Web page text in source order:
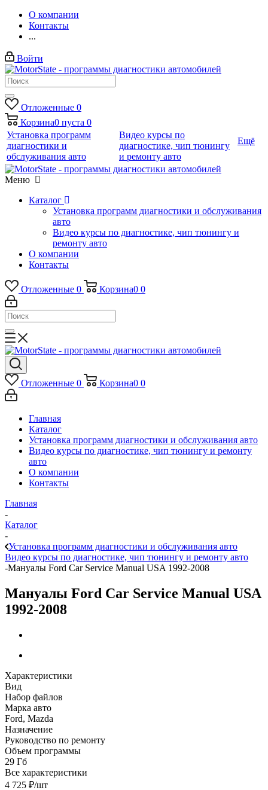
О компании
Контакты
...
Войти
Отложенные 0
Корзина0 пуста 0
Установка программ
диагностики и
обслуживания авто
Видео курсы по
диагностике, чип тюнингу
и ремонту авто
Ещё
Меню
Каталог
Установка программ диагностики и обслуживания
авто
Видео курсы по диагностике, чип тюнингу и
ремонту авто
О компании
Контакты
Отложенные 0 Корзина0 0
Отложенные 0 Корзина0 0
Главная
Каталог
Установка программ диагностики и обслуживания авто
Видео курсы по диагностике, чип тюнингу и ремонту
авто
О компании
Контакты
Главная
-
Каталог
-
Установка программ диагностики и обслуживания авто
Видео курсы по диагностике, чип тюнингу и ремонту авто
-Мануалы Ford Car Service Manual USA 1992-2008
Мануалы Ford Car Service Manual USA
1992-2008
Характеристики
Вид
Набор файлов
Марка авто
Ford, Mazda
Назначение
Руководство по ремонту
Объем программы
29 Гб
Все характеристики
4 725 ₽/шт